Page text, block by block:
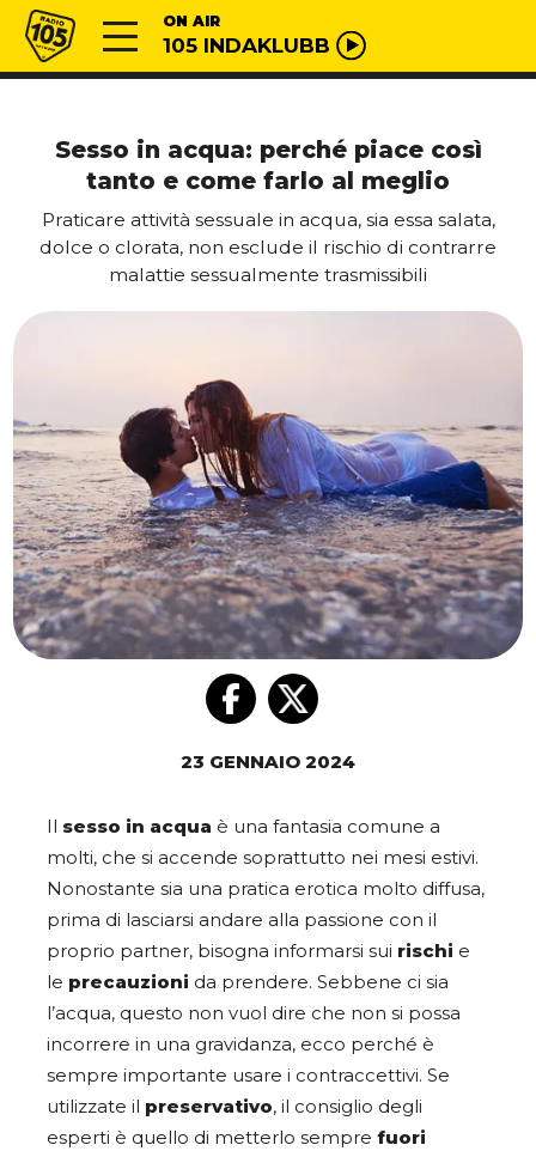
Vai al contenuto
Radio 105 ON AIR
105 INDAKLUBB
Sesso in acqua: perché piace così
tanto e come farlo al meglio
Praticare attività sessuale in acqua, sia essa salata,
dolce o clorata, non esclude il rischio di contrarre
malattie sessualmente trasmissibili
23 GENNAIO 2024
sesso in acqua è una fantasia comune a
molti, che si accende soprattutto nei mesi estivi.
Nonostante sia una pratica erotica molto diffusa,
prima di lasciarsi andare alla passione con il
proprio partner, bisogna informarsi sui rischi e
le precauzioni da prendere. Sebbene ci sia
l’acqua, questo non vuol dire che non si possa
incorrere in una gravidanza, ecco perché è
sempre importante usare i contraccettivi. Se
utilizzate il preservativo, il consiglio degli
esperti è quello di metterlo sempre fuori